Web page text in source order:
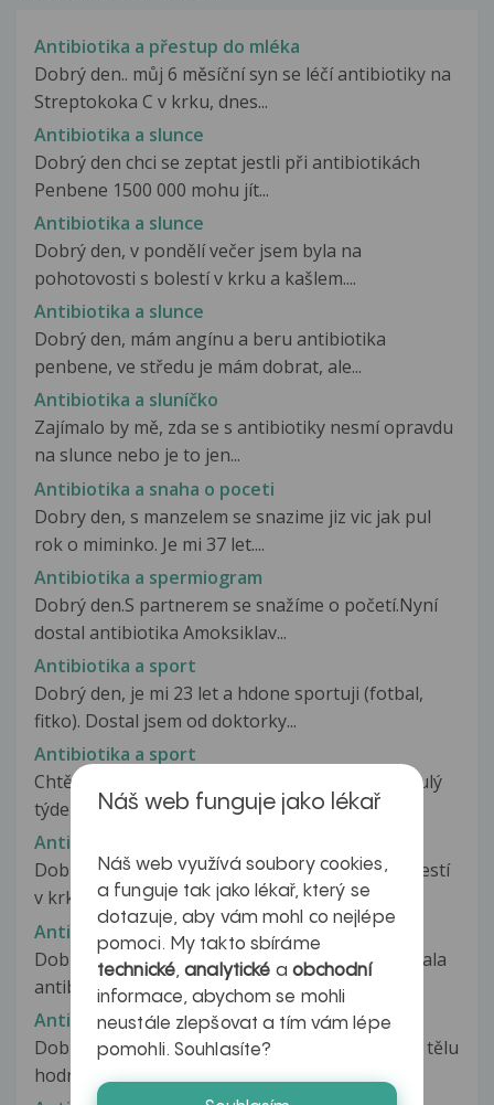
Antibiotika a přestup do mléka
Dobrý den.. můj 6 měsíční syn se léčí antibiotiky na
Streptokoka C v krku, dnes...
Antibiotika a slunce
Dobrý den chci se zeptat jestli při antibiotikách
Penbene 1500 000 mohu jít...
Antibiotika a slunce
Dobrý den, v pondělí večer jsem byla na
pohotovosti s bolestí v krku a kašlem....
Antibiotika a slunce
Dobrý den, mám angínu a beru antibiotika
penbene, ve středu je mám dobrat, ale...
Antibiotika a sluníčko
Zajímalo by mě, zda se s antibiotiky nesmí opravdu
na slunce nebo je to jen...
Antibiotika a snaha o poceti
Dobry den, s manzelem se snazime jiz vic jak pul
rok o miminko. Je mi 37 let....
Antibiotika a spermiogram
Dobrý den.S partnerem se snažíme o početí.Nyní
dostal antibiotika Amoksiklav...
Antibiotika a sport
Dobrý den, je mi 23 let a hdone sportuji (fotbal,
fitko). Dostal jsem od doktorky...
Antibiotika a sport
Chtěl bych se zeptat. Prodělal jsem angínu minulý
týden, ale stále dobírám PENICILIN....
Antibiotika a sport
Dobrý den, 14 dní jsem trpel nesnesitelnou bolestí
v krku, došel jsem si tedy...
Antibiotika a sport
Dobrý den, na zánět zubu moudrosti jsem dostala
antibiotika Co-Amoxi-Mepha...
Antibiotika a sport
Dobrý den,chtěla bych se zeptat,jestli by mému tělu
hodně uškodilo,kdybych po...
Náš web funguje jako lékař
Náš web využívá soubory cookies,
a funguje tak jako lékař, který se
dotazuje, aby vám mohl co nejlépe
pomoci. My takto sbíráme
technické,analytické a obchodní
informace, abychom se mohli
neustále zlepšovat a tím vám lépe
pomohli. Souhlasíte?